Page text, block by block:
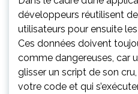
développeurs réutilisent
utilisateurs pour ensuite
Ces données doivent
comme dangereuses, car
glisser un script de son cru,
votre code et qui